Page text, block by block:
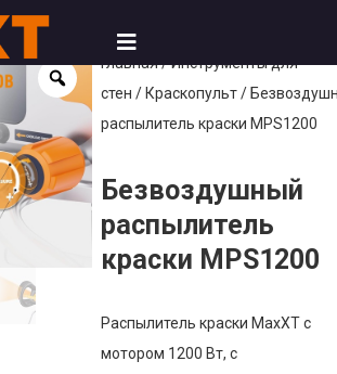
Главная/Инструменты для
стен / Краскопульт/
распылитель краски MPS1200
Безвоздушный
распылитель
краски MPS1200
Распылитель краски MaxXT с
мотором 1200 Вт, с